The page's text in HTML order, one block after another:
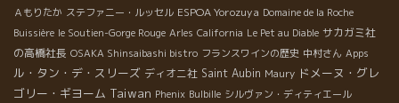
Ａもりたか ステファニー・ルッセル ESPOA Yorozuya Domaine de la Roche
Buissière le Soutien-Gorge Rouge Arles California Le Pet au Diable サカガミ社
の高橋社長 OSAKA Shinsaibashi bistro フランスワインの歴史 中村さん Apps
ル・タン・デ・スリーズ ディオニ社 Saint Aubin Maury ドメーヌ・グレ
ゴリー・ギヨーム Taiwan Phenix Bulbille シルヴァン・ディティエール